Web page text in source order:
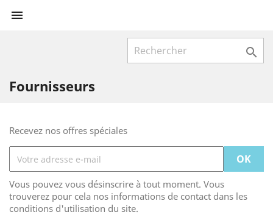


Fournisseurs
Recevez nos offres spéciales
Vous pouvez vous désinscrire à tout moment. Vous
trouverez pour cela nos informations de contact dans les
conditions d'utilisation du site.